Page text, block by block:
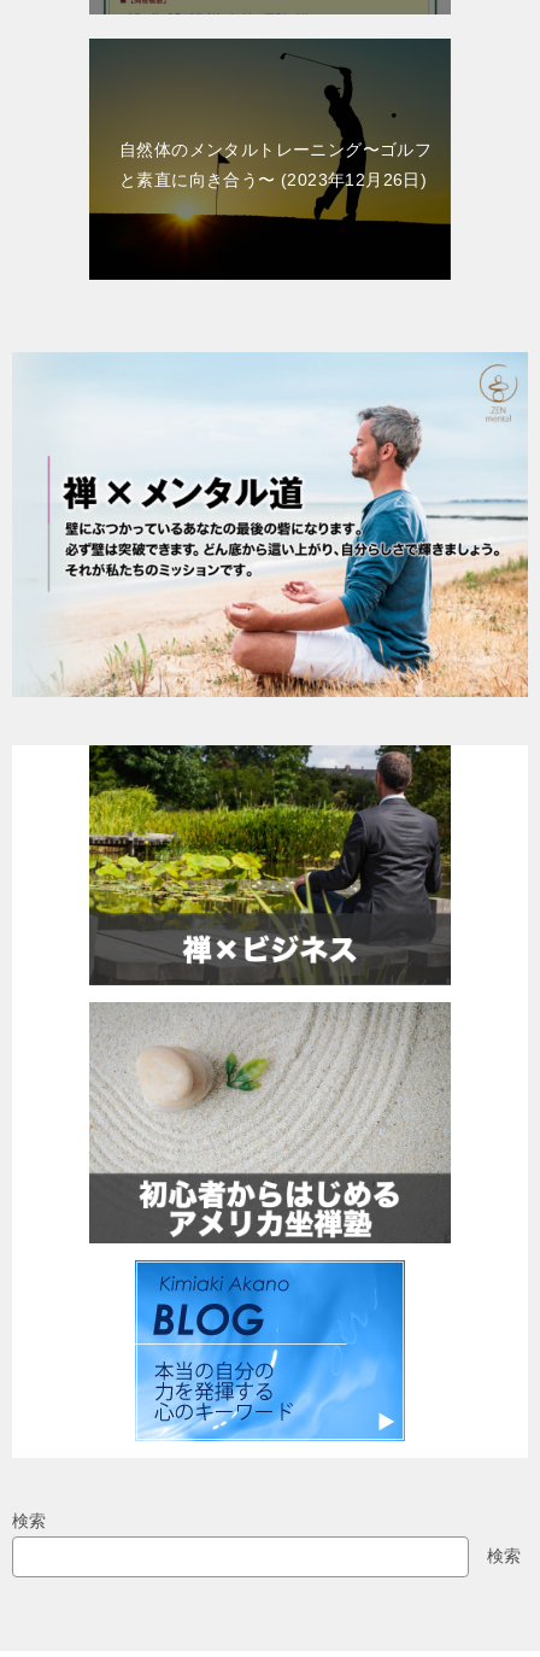
自然体のメンタルトレーニング〜ゴルフ
と素直に向き合う〜
2023年12月26日
検索
検索